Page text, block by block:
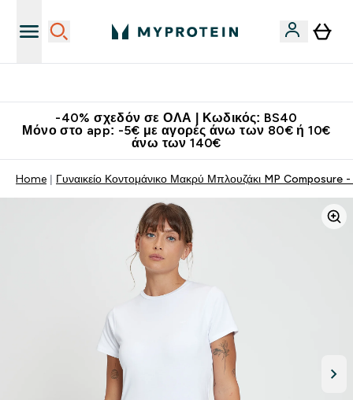
-40% σχεδόν σε ΟΛΑ | Κωδικός: BS40
Μόνο στο app: -5€ με αγορές άνω των 80€ ή 10€
άνω των 140€
Home Γυναικείο Κοντομάνικο Μακρύ Μπλουζάκι MP Composure